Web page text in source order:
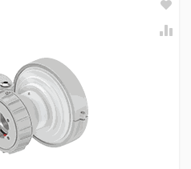
MiMo Sektör
Yorum Yaz